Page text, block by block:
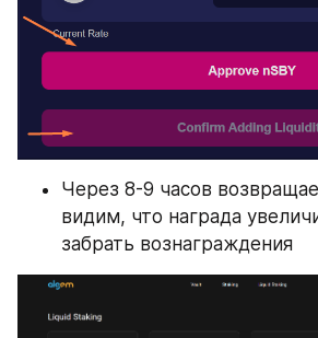
Через 8-9 часов
видим, что награда
забрать вознаграждения